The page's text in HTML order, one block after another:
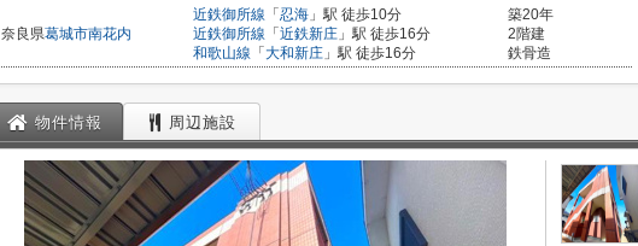
奈良県葛城市南花内
近鉄御所線 「 忍海 」駅 徒歩10分
近鉄御所線 「 近鉄新庄 」駅 徒歩16分
和歌山線 「 大和新庄 」駅 徒歩16分
築20年
2階建
鉄骨造
物件情報 周辺施設